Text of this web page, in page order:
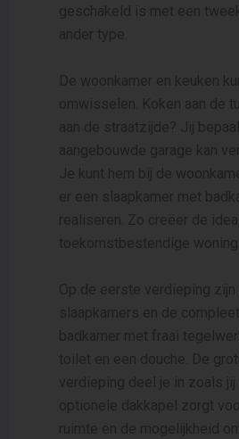
geschakeld is met een
ander type.
De woonkamer en keuken
omwisselen. Koken aan de
aan de straatzijde? Jij
aangebouwde garage kan
Je kunt hem bij de
er een slaapkamer met
realiseren. Zo creëer de
toekomstbestendige woning.
Op de eerste verdieping zijn
slaapkamers en de
badkamer met fraai
toilet en een douche. De
verdieping deel je in zoals jij
optionele dakkapel zorgt
ruimte en de mogelijkheid